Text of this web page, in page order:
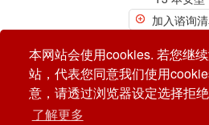
本网站会使用cookies. 若您继
站，代表您同意我们使用
意，请透过浏览器设定选择拒绝
了解更多
T3 通用型
加入谘询